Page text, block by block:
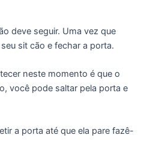
deve seguir. Uma vez que
sit cão e fechar a porta.
neste momento é que o
você pode saltar pela porta e
a porta até que ela pare fazê-